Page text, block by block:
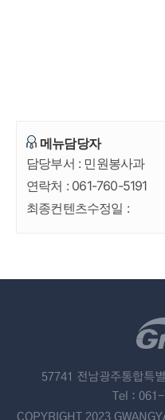
메뉴담당자
담당부서 : 민원봉사과
연락처 : 061-760-5191
최종컨텐츠수정일 :
57741 전남광주통합특
Tel :
COPYRIGHT 2023